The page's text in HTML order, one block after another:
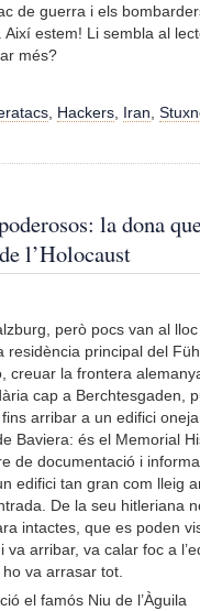
de guerra i els
estem! Li sembla al
més?
, Hackers, Iran,
la dona
l’Holocaust
però pocs van al
principal del
creuar la frontera
cap a Berchtesgaden,
arribar a un edifici
Baviera: és el Memorial
de documentació i
edifici tan gran com lleig
De la seu hitleriana
intactes, que es poden
arribar, va calar foc a
va arrasar tot.
el famós Niu de l’Àguila